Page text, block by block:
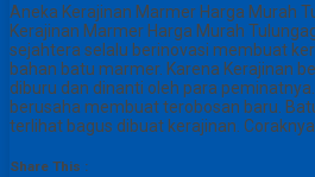
Aneka Kerajinan Marmer Harga Murah
Kerajinan Marmer Harga Murah
sejahtera selalu berinovasi membuat
bahan batu marmer. Karena Kerajinan
diburu dan dinanti oleh para
berusaha membuat terobosan baru.
terlihat bagus dibuat kerajinan.
Share This :